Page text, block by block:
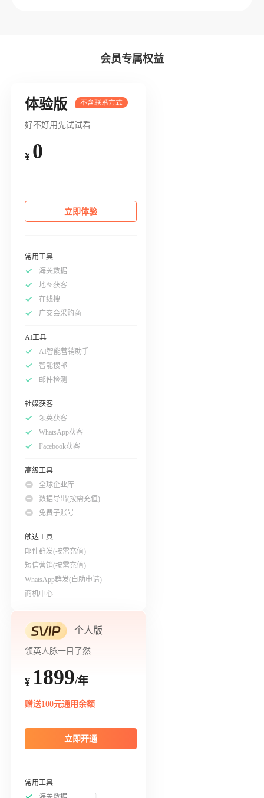
会员专属权益
体验版
好不好用先试试看
¥ 0
立即体验
常用工具
海关数据
地图获客
在线搜
广交会采购商
AI工具
AI智能营销助手
智能搜邮
邮件检测
社媒获客
领英获客
WhatsApp获客
Facebook获客
高级工具
全球企业库
数据导出(按需充值)
免费子账号
触达工具
邮件群发(按需充值)
短信营销(按需充值)
WhatsApp群发(自助申请)
商机中心
个人版
领英人脉一目了然
¥ 1899/年
赠送100元通用余额
立即开通
常用工具